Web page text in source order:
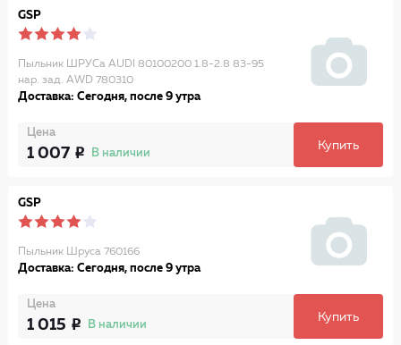
GSP
Пыльник ШРУСа AUDI 80100200 1.8-2.8 83-95
нар. зад. AWD 780310
Доставка: Сегодня, после 9 утра
Цена
1 007 В наличии
Купить
GSP
Пыльник Шруса 760166
Доставка: Сегодня, после 9 утра
Цена
1 015 В наличии
Купить